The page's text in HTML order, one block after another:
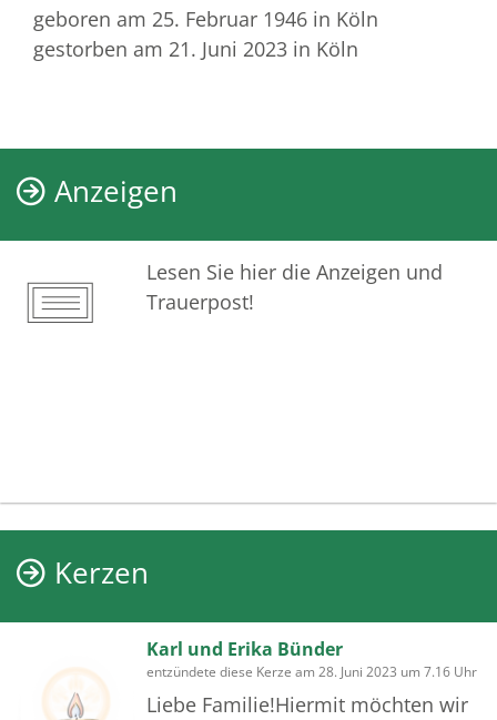
geboren am 25. Februar 1946 in Köln
gestorben am 21. Juni 2023 in Köln
Anzeigen
Lesen Sie hier die Anzeigen und
Trauerpost!
Kerzen
Karl und Erika Bünder
entzündete diese Kerze am 28. Juni 2023 um 7.16 Uhr
Liebe Familie!Hiermit möchten wir